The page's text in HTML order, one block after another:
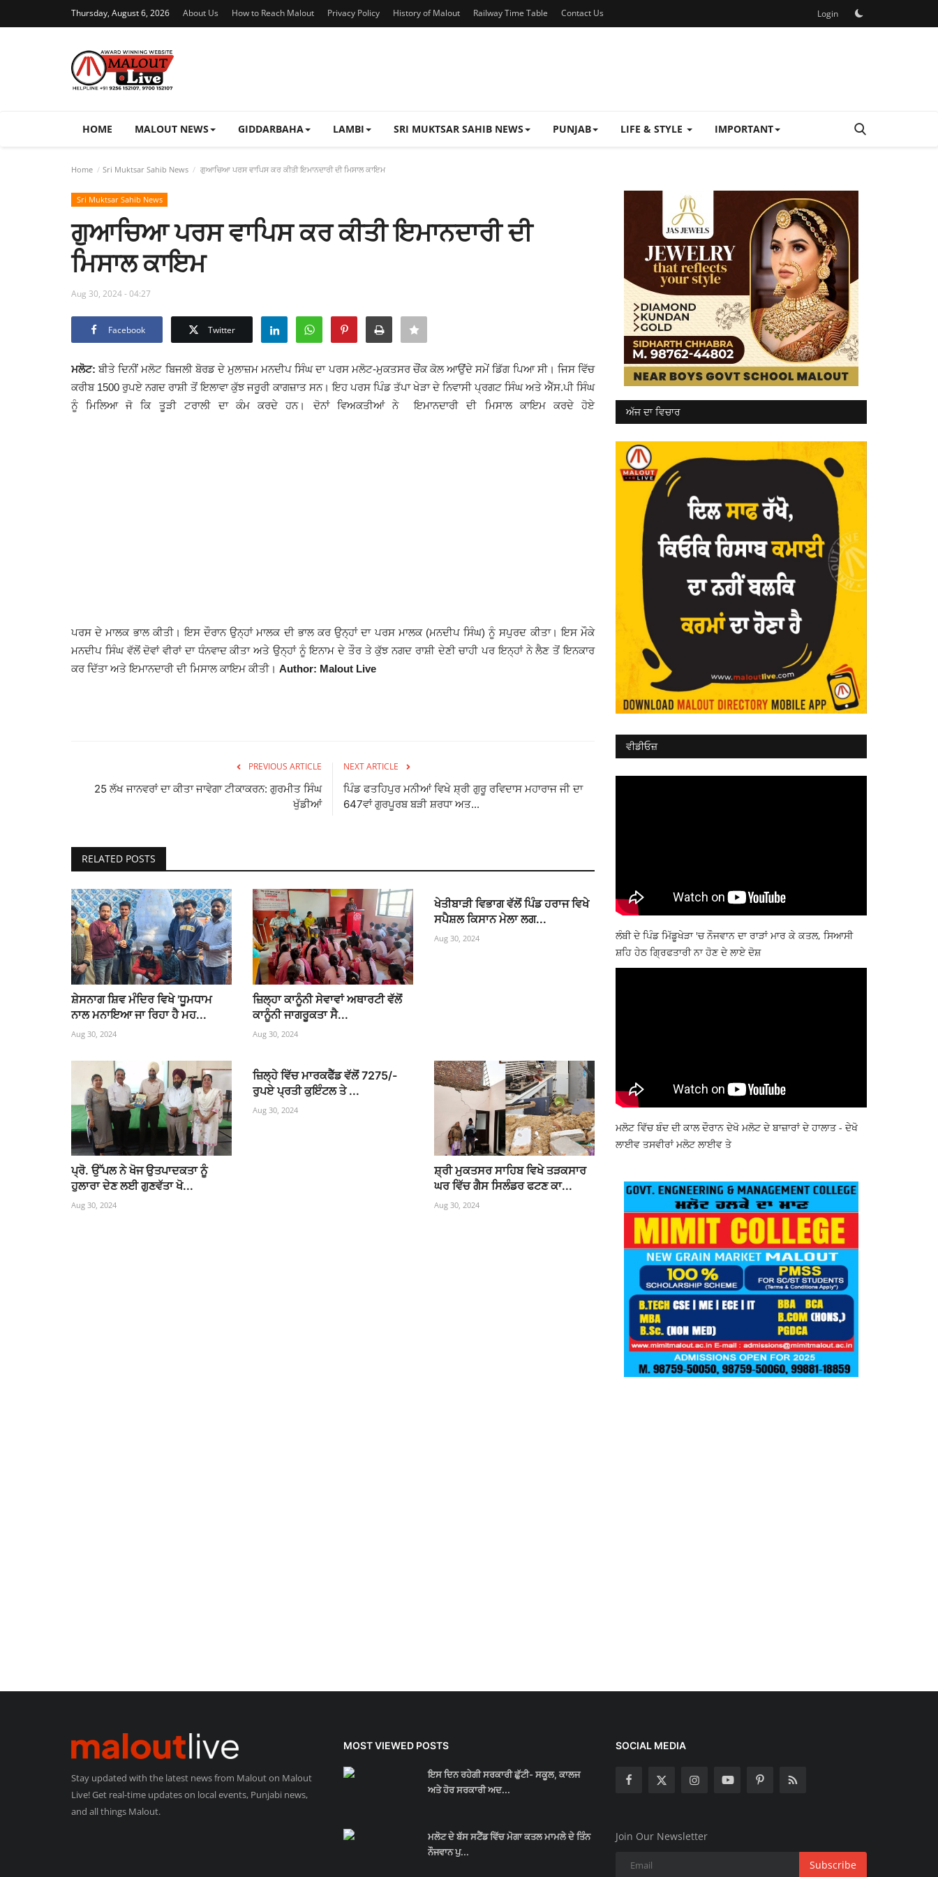
Thursday, August 6, 2026 About Us How to Reach Malout Privacy Policy History of Malout Railway Time Table Contact Us Login
HOME MALOUT NEWS GIDDARBAHA LAMBI SRI MUKTSAR SAHIB NEWS PUNJAB LIFE & STYLE IMPORTANT
Home Sri Muktsar Sahib News ਗੁਆਚਿਆ ਪਰਸ ਵਾਪਿਸ ਕਰ ਕੀਤੀ ਇਮਾਨਦਾਰੀ ਦੀ ਮਿਸਾਲ ਕਾਇਮ
Sri Muktsar Sahib News
ਗੁਆਚਿਆ ਪਰਸ ਵਾਪਿਸ ਕਰ ਕੀਤੀ ਇਮਾਨਦਾਰੀ ਦੀ
ਮਿਸਾਲ ਕਾਇਮ
Aug 30, 2024 - 04:27
Facebook Twitter
ਮਲੋਟ: ਬੀਤੇ ਦਿਨੀਂ ਮਲੋਟ ਬਿਜਲੀ ਬੋਰਡ ਦੇ ਮੁਲਾਜ਼ਮ ਮਨਦੀਪ ਸਿੰਘ ਦਾ ਪਰਸ ਮਲੋਟ-ਮੁਕਤਸਰ ਚੌਂਕ ਕੋਲ ਆਉਂਦੇ ਸਮੇਂ ਡਿੱਗ ਪਿਆ ਸੀ। ਜਿਸ ਵਿੱਚ
ਕਰੀਬ 1500 ਰੁਪਏ ਨਗਦ ਰਾਸ਼ੀ ਤੋਂ ਇਲਾਵਾ ਕੁੱਝ ਜਰੂਰੀ ਕਾਗਜ਼ਾਤ ਸਨ। ਇਹ ਪਰਸ ਪਿੰਡ ਤੱਪਾ ਖੇੜਾ ਦੇ ਨਿਵਾਸੀ ਪ੍ਰਗਟ ਸਿੰਘ ਅਤੇ ਐੱਸ.ਪੀ ਸਿੰਘ
ਨੂੰ ਮਿਲਿਆ ਜੋ ਕਿ ਤੂੜੀ ਟਰਾਲੀ ਦਾ ਕੰਮ ਕਰਦੇ ਹਨ। ਦੋਨਾਂ ਵਿਅਕਤੀਆਂ ਨੇ ਇਮਾਨਦਾਰੀ ਦੀ ਮਿਸਾਲ ਕਾਇਮ ਕਰਦੇ ਹੋਏ
ਪਰਸ ਦੇ ਮਾਲਕ ਭਾਲ ਕੀਤੀ। ਇਸ ਦੌਰਾਨ ਉਨ੍ਹਾਂ ਮਾਲਕ ਦੀ ਭਾਲ ਕਰ ਉਨ੍ਹਾਂ ਦਾ ਪਰਸ ਮਾਲਕ (ਮਨਦੀਪ ਸਿੰਘ) ਨੂੰ ਸਪੁਰਦ ਕੀਤਾ। ਇਸ ਮੌਕੇ
ਮਨਦੀਪ ਸਿੰਘ ਵੱਲੋਂ ਦੋਵਾਂ ਵੀਰਾਂ ਦਾ ਧੰਨਵਾਦ ਕੀਤਾ ਅਤੇ ਉਨ੍ਹਾਂ ਨੂੰ ਇਨਾਮ ਦੇ ਤੌਰ ਤੇ ਕੁੱਝ ਨਗਦ ਰਾਸ਼ੀ ਦੇਣੀ ਚਾਹੀ ਪਰ ਇਨ੍ਹਾਂ ਨੇ ਲੈਣ ਤੋਂ ਇਨਕਾਰ
ਕਰ ਦਿੱਤਾ ਅਤੇ ਇਮਾਨਦਾਰੀ ਦੀ ਮਿਸਾਲ ਕਾਇਮ ਕੀਤੀ। Author: Malout Live
PREVIOUS ARTICLE
25 ਲੱਖ ਜਾਨਵਰਾਂ ਦਾ ਕੀਤਾ ਜਾਵੇਗਾ ਟੀਕਾਕਰਨ: ਗੁਰਮੀਤ ਸਿੰਘ
ਖੁੱਡੀਆਂ
NEXT ARTICLE
ਪਿੰਡ ਫਤਹਿਪੁਰ ਮਨੀਆਂ ਵਿਖੇ ਸ਼੍ਰੀ ਗੁਰੂ ਰਵਿਦਾਸ ਮਹਾਰਾਜ ਜੀ ਦਾ
647ਵਾਂ ਗੁਰਪੂਰਬ ਬੜੀ ਸ਼ਰਧਾ ਅਤ...
RELATED POSTS
ਸ਼ੇਸਨਾਗ ਸ਼ਿਵ ਮੰਦਿਰ ਵਿਖੇ 'ਧੂਮਧਾਮ
ਨਾਲ ਮਨਾਇਆ ਜਾ ਰਿਹਾ ਹੈ ਮਹ...
Aug 30, 2024
ਜ਼ਿਲ੍ਹਾ ਕਾਨੂੰਨੀ ਸੇਵਾਵਾਂ ਅਥਾਰਟੀ ਵੱਲੋਂ
ਕਾਨੂੰਨੀ ਜਾਗਰੂਕਤਾ ਸੈ...
Aug 30, 2024
ਖੇਤੀਬਾੜੀ ਵਿਭਾਗ ਵੱਲੋਂ ਪਿੰਡ ਹਰਾਜ ਵਿਖੇ
ਸਪੈਸ਼ਲ ਕਿਸਾਨ ਮੇਲਾ ਲਗ...
Aug 30, 2024
ਪ੍ਰੋ. ਉੱਪਲ ਨੇ ਖੋਜ ਉਤਪਾਦਕਤਾ ਨੂੰ
ਹੁਲਾਰਾ ਦੇਣ ਲਈ ਗੁਣਵੱਤਾ ਖੋ...
Aug 30, 2024
ਜ਼ਿਲ੍ਹੇ ਵਿੱਚ ਮਾਰਕਫੈੱਡ ਵੱਲੋਂ 7275/-
ਰੁਪਏ ਪ੍ਰਤੀ ਕੁਇੰਟਲ ਤੇ ...
Aug 30, 2024
ਸ਼੍ਰੀ ਮੁਕਤਸਰ ਸਾਹਿਬ ਵਿਖੇ ਤੜਕਸਾਰ
ਘਰ ਵਿੱਚ ਗੈਸ ਸਿਲੰਡਰ ਫਟਣ ਕਾ...
Aug 30, 2024
ਅੱਜ ਦਾ ਵਿਚਾਰ
ਵੀਡੀਓਜ਼
ਲੰਬੀ ਦੇ ਪਿੰਡ ਮਿੱਡੂਖੇੜਾ 'ਚ ਨੌਜਵਾਨ ਦਾ ਰਾੜਾਂ ਮਾਰ ਕੇ ਕਤਲ, ਸਿਆਸੀ
ਸ਼ਹਿ ਹੇਠ ਗ੍ਰਿਫਤਾਰੀ ਨਾ ਹੋਣ ਦੇ ਲਾਏ ਦੋਸ਼
ਮਲੋਟ ਵਿੱਚ ਬੰਦ ਦੀ ਕਾਲ ਦੌਰਾਨ ਦੇਖੋ ਮਲੋਟ ਦੇ ਬਾਜ਼ਾਰਾਂ ਦੇ ਹਾਲਾਤ - ਦੇਖੋ
ਲਾਈਵ ਤਸਵੀਰਾਂ ਮਲੋਟ ਲਾਈਵ ਤੇ
Stay updated with the latest news from Malout on Malout
Live! Get real-time updates on local events, Punjabi news,
and all things Malout.
MOST VIEWED POSTS
ਇਸ ਦਿਨ ਰਹੇਗੀ ਸਰਕਾਰੀ ਛੁੱਟੀ- ਸਕੂਲ, ਕਾਲਜ
ਅਤੇ ਹੋਰ ਸਰਕਾਰੀ ਅਦ...
ਮਲੋਟ ਦੇ ਬੱਸ ਸਟੈਂਡ ਵਿੱਚ ਮੋਗਾ ਕਤਲ ਮਾਮਲੇ ਦੇ ਤਿੰਨ
ਨੌਜਵਾਨ ਪੁ...
SOCIAL MEDIA
Join Our Newsletter
Subscribe